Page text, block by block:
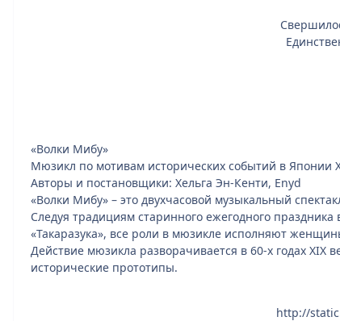
«Волки Мибу»
Мюзикл по мотивам исторических событий в Японии
Авторы и постановщики: Хельга Эн-Кенти, Enyd
«Волки Мибу» – это двухчасовой музыкальный
Следуя традициям старинного ежегодного
«Такаразука», все роли в мюзикле исполняют
Действие мюзикла разворачивается в 60-х годах
исторические прототипы.
http://